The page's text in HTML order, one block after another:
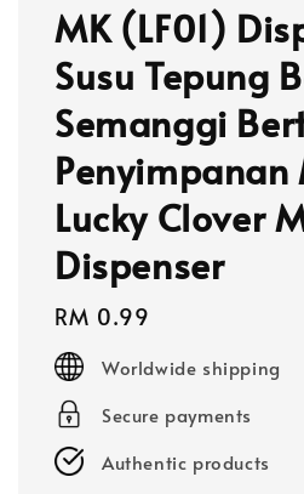
MK (LF01)
Susu Tepung
Semanggi
Lucky Clover
Dispenser
Regular
price
RM 0.99
Worldwide shipping
Secure payments
Authentic products